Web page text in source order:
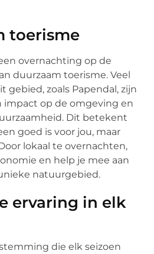
toerisme
overnachting op de
duurzaam toerisme. Veel
gebied, zoals Papendal, zijn
impact op de omgeving en
Dit betekent
goed is voor jou, maar
lokaal te overnachten,
en help je mee aan
natuurgebied.
ervaring in elk
die elk seizoen